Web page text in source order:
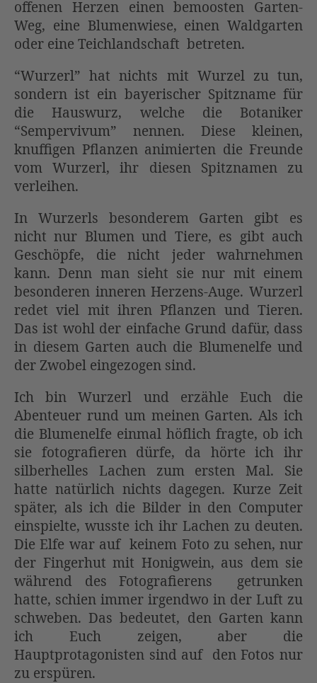
offenen Herzen einen bemoosten Garten-
Weg, eine Blumenwiese, einen Waldgarten
oder eine Teichlandschaft betreten.
“Wurzerl” hat nichts mit Wurzel zu tun,
sondern ist ein bayerischer Spitzname für
die Hauswurz, welche die Botaniker
“Sempervivum” nennen. Diese kleinen,
knuffigen Pflanzen animierten die Freunde
vom Wurzerl, ihr diesen Spitznamen zu
verleihen.
In Wurzerls besonderem Garten gibt es
nicht nur Blumen und Tiere, es gibt auch
Geschöpfe, die nicht jeder wahrnehmen
kann. Denn man sieht sie nur mit einem
besonderen inneren Herzens-Auge. Wurzerl
redet viel mit ihren Pflanzen und Tieren.
Das ist wohl der einfache Grund dafür, dass
in diesem Garten auch die Blumenelfe und
der Zwobel eingezogen sind.
Ich bin Wurzerl und erzähle Euch die
Abenteuer rund um meinen Garten. Als ich
die Blumenelfe einmal höflich fragte, ob ich
sie fotografieren dürfe, da hörte ich ihr
silberhelles Lachen zum ersten Mal. Sie
hatte natürlich nichts dagegen. Kurze Zeit
später, als ich die Bilder in den Computer
einspielte, wusste ich ihr Lachen zu deuten.
Die Elfe war auf keinem Foto zu sehen, nur
der Fingerhut mit Honigwein, aus dem sie
während des Fotografierens getrunken
hatte, schien immer irgendwo in der Luft zu
schweben. Das bedeutet, den Garten kann
ich Euch zeigen, aber die
Hauptprotagonisten sind auf den Fotos nur
zu erspüren.